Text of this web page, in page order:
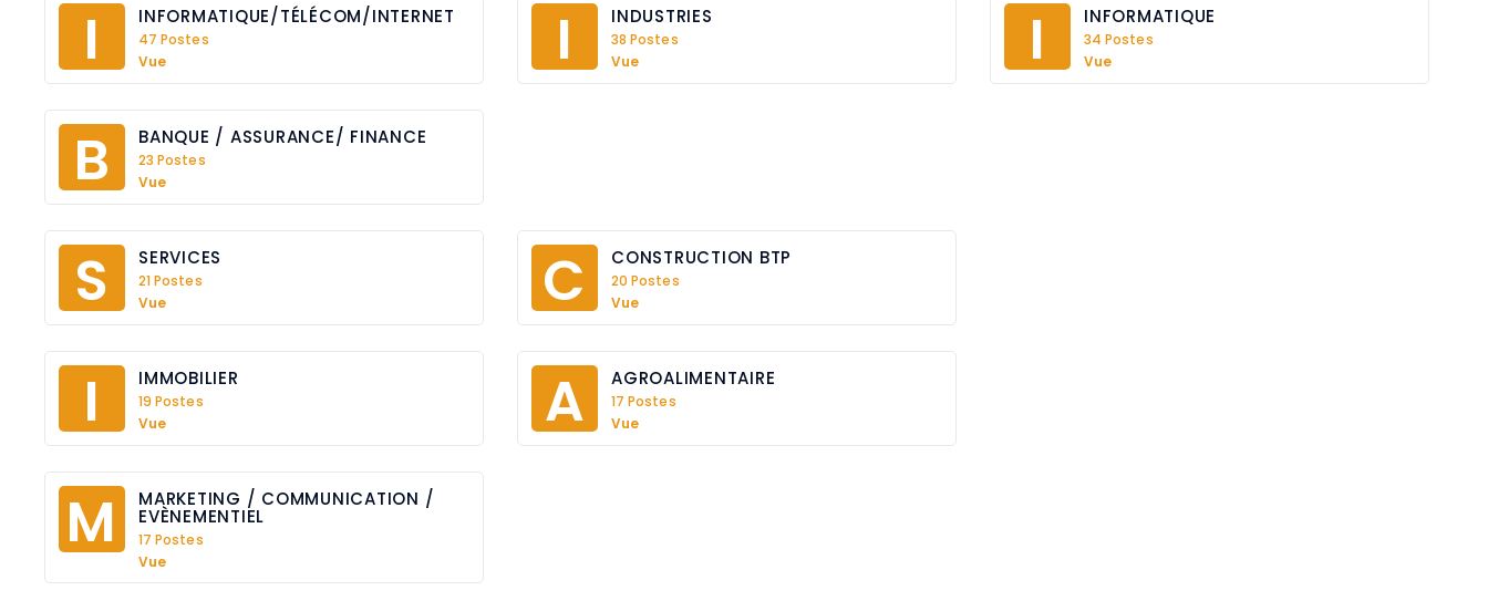
I INFORMATIQUE/TÉLÉCOM/INTERNET
47 Postes
Vue
I INDUSTRIES
38 Postes
Vue
I INFORMATIQUE
34 Postes
Vue
B BANQUE / ASSURANCE/ FINANCE
23 Postes
Vue
S SERVICES
21 Postes
Vue
C CONSTRUCTION BTP
20 Postes
Vue
I IMMOBILIER
19 Postes
Vue
A AGROALIMENTAIRE
17 Postes
Vue
M MARKETING / COMMUNICATION /
EVÈNEMENTIEL
17 Postes
Vue